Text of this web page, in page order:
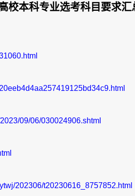
校本科专业选考科目要求汇
09/06/030024906.shtml
202306/t20230616_8757852.html